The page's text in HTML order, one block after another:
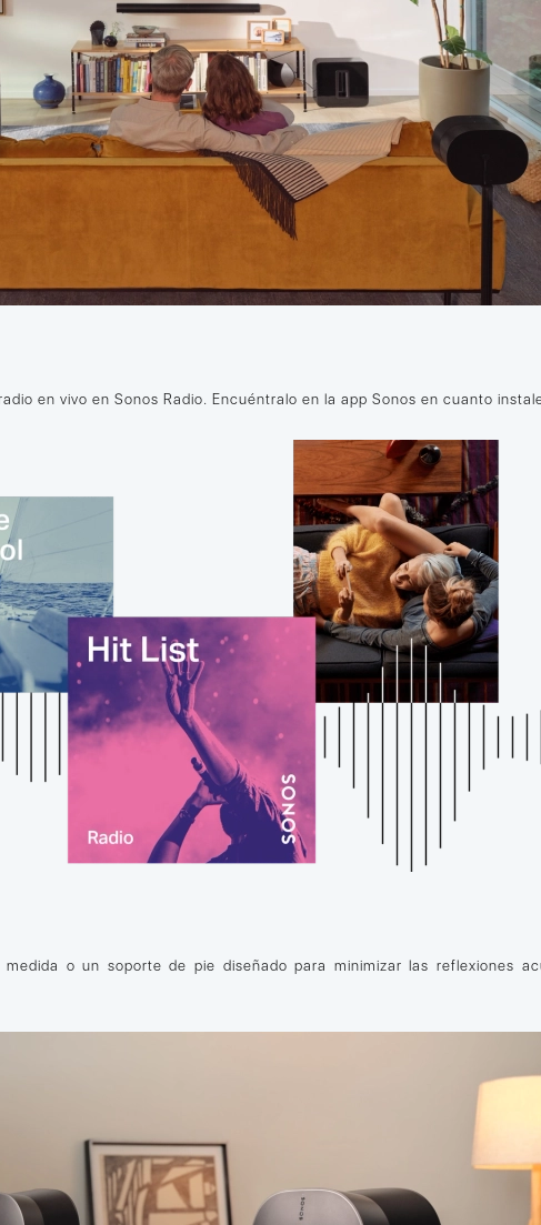
en vivo en Sonos Radio. Encuéntralo en la app Sonos en cuanto
o un soporte de pie diseñado para minimizar las reflexiones